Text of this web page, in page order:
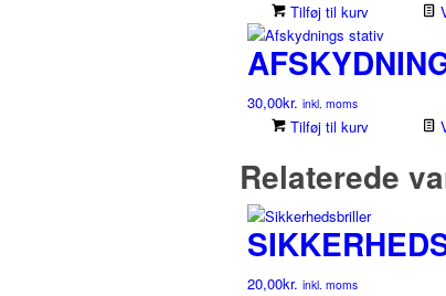
på
Tilføj til kurv
30,00kr. inkl. moms
Tilføj til kurv
Relaterede
20,00kr. inkl. moms